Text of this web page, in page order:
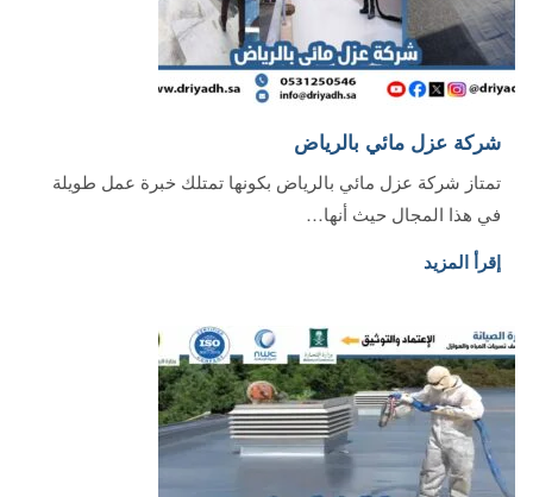
شركة عزل مائي بالرياض
تمتاز شركة عزل مائي بالرياض بكونها تمتلك خبرة عمل طويلة
في هذا المجال حيث أنها…
إقرأ المزيد